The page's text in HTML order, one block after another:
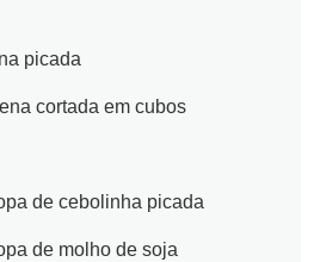
picada
cortada em cubos
de cebolinha picada
de molho de soja